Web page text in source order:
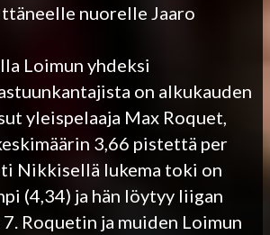
nuorelle Jaaro
Loimun yhdeksi
on alkukauden
yleispelaaja Max Roquet,
3,66 pistettä per
Nikkisellä lukema toki on
(4,34) ja hän löytyy liigan
Roquetin ja muiden Loimun